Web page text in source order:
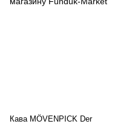
Кава MÖVENPICK Der